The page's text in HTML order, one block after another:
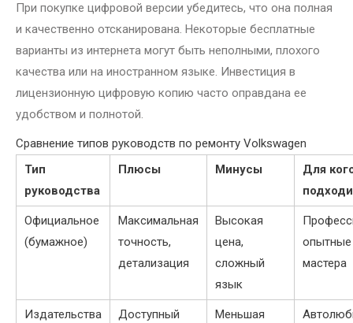
При покупке цифровой версии убедитесь, что она полная
и качественно отсканирована. Некоторые бесплатные
варианты из интернета могут быть неполными, плохого
качества или на иностранном языке. Инвестиция в
лицензионную цифровую копию часто оправдана ее
удобством и полнотой.
Сравнение типов руководств по ремонту Volkswagen
Тип
руководства
Плюсы Минусы
Для
Официальное
(бумажное)
Максимальная
точность,
детализация
Высокая
цена,
сложный
язык
опытные
мастера
Издательства
Доступный
Меньшая